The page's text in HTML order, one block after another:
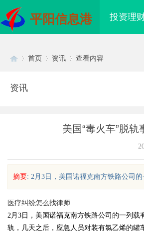
平阳信息港 投资理
sc
首页 资讯 查看内容
资讯
美国“毒火车”脱
摘要: 2月3日，美国诺福克南方铁路公司
医疗纠纷怎么找律师
2月3日，美国诺福克南方铁路公司的一列
轨，几天之后，应急人员对装有氯乙烯的罐
与影视娱乐的 全面解析在